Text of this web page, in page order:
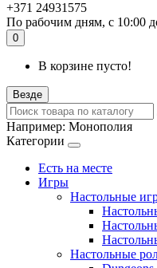
+371 24931575
По рабочим дням, с 10:00
0
В корзине пусто!
Везде
Например: Монополия
Категории
Есть на месте
Игры
Настольные
Настольные